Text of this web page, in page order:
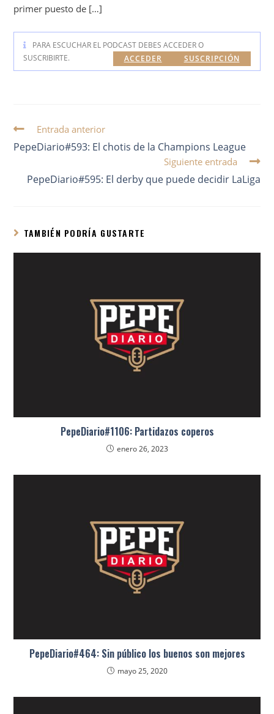
primer puesto de […]
PARA ESCUCHAR EL PODCAST DEBES ACCEDER O
SUSCRIBIRTE.
SUSCRIPCIÓN
ACCEDER
Entrada anterior
PepeDiario#593: El chotis de la Champions League
Siguiente entrada
PepeDiario#595: El derby que puede decidir LaLiga
TAMBIÉN PODRÍA GUSTARTE
PepeDiario#1106: Partidazos coperos
enero 26, 2023
PepeDiario#464: Sin público los buenos son mejores
mayo 25, 2020